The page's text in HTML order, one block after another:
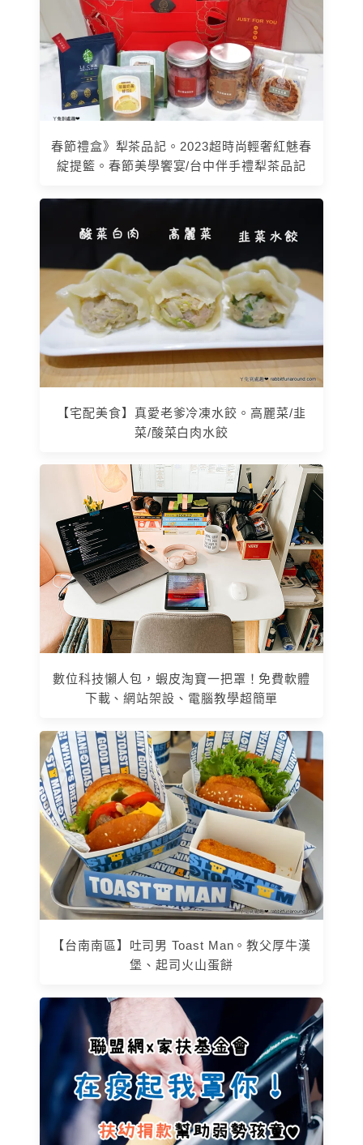
春節禮盒》犁茶品記。2023超時尚輕奢紅魅春
綻提籃。春節美學饗宴/台中伴手禮犁茶品記
【宅配美食】真愛老爹冷凍水餃。高麗菜/韭
菜/酸菜白肉水餃
數位科技懶人包，蝦皮淘寶一把罩！免費軟體
下載、網站架設、電腦教學超簡單
【台南南區】吐司男 Toast Man。教父厚牛漢
堡、起司火山蛋餅